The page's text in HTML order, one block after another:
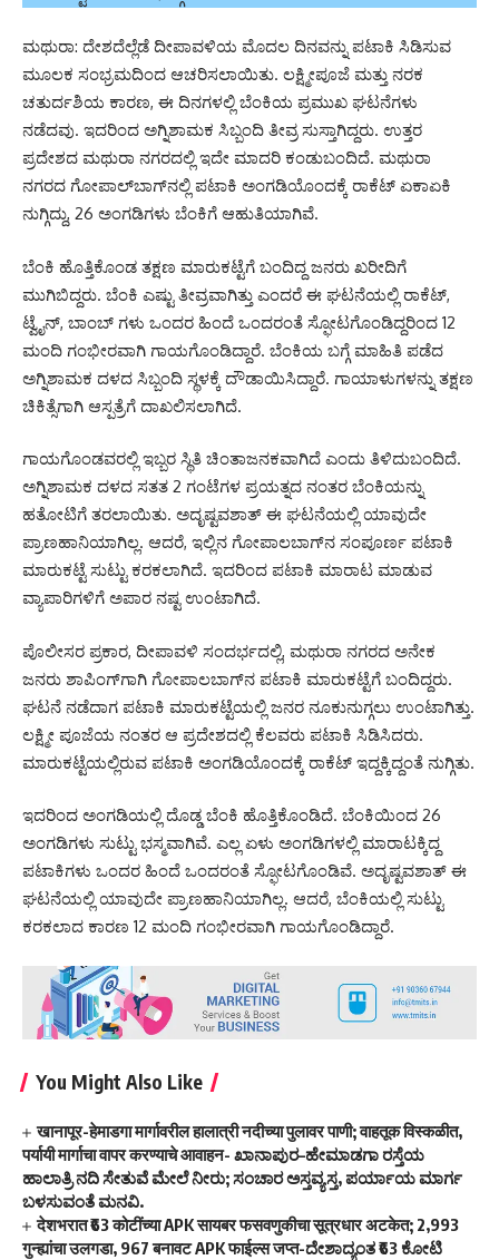
ಮಥುರಾ: ದೇಶದೆಲ್ಲೆಡೆ ದೀಪಾವಳಿಯ ಮೊದಲ ದಿನವನ್ನು ಪಟಾಕಿ ಸಿಡಿಸುವ
ಮೂಲಕ ಸಂಭ್ರಮದಿಂದ ಆಚರಿಸಲಾಯಿತು. ಲಕ್ಷ್ಮೀಪೂಜೆ ಮತ್ತು ನರಕ
ಚತುರ್ದಶಿಯ ಕಾರಣ, ಈ ದಿನಗಳಲ್ಲಿ ಬೆಂಕಿಯ ಪ್ರಮುಖ ಘಟನೆಗಳು
ನಡೆದವು. ಇದರಿಂದ ಅಗ್ನಿಶಾಮಕ ಸಿಬ್ಬಂದಿ ತೀವ್ರ ಸುಸ್ತಾಗಿದ್ದರು. ಉತ್ತರ
ಪ್ರದೇಶದ ಮಥುರಾ ನಗರದಲ್ಲಿ ಇದೇ ಮಾದರಿ ಕಂಡುಬಂದಿದೆ. ಮಥುರಾ
ನಗರದ ಗೋಪಾಲ್‌ಬಾಗ್‌ನಲ್ಲಿ ಪಟಾಕಿ ಅಂಗಡಿಯೊಂದಕ್ಕೆ ರಾಕೆಟ್ ಏಕಾಏಕಿ
ನುಗ್ಗಿದ್ದು, 26 ಅಂಗಡಿಗಳು ಬೆಂಕಿಗೆ ಆಹುತಿಯಾಗಿವೆ.
ಬೆಂಕಿ ಹೊತ್ತಿಕೊಂಡ ತಕ್ಷಣ ಮಾರುಕಟ್ಟೆಗೆ ಬಂದಿದ್ದ ಜನರು ಖರೀದಿಗೆ
ಮುಗಿಬಿದ್ದರು. ಬೆಂಕಿ ಎಷ್ಟು ತೀವ್ರವಾಗಿತ್ತು ಎಂದರೆ ಈ ಘಟನೆಯಲ್ಲಿ ರಾಕೆಟ್,
ಟ್ವೈನ್, ಬಾಂಬ್ ಗಳು ಒಂದರ ಹಿಂದೆ ಒಂದರಂತೆ ಸ್ಫೋಟಗೊಂಡಿದ್ದರಿಂದ 12
ಮಂದಿ ಗಂಭೀರವಾಗಿ ಗಾಯಗೊಂಡಿದ್ದಾರೆ. ಬೆಂಕಿಯ ಬಗ್ಗೆ ಮಾಹಿತಿ ಪಡೆದ
ಅಗ್ನಿಶಾಮಕ ದಳದ ಸಿಬ್ಬಂದಿ ಸ್ಥಳಕ್ಕೆ ದೌಡಾಯಿಸಿದ್ದಾರೆ. ಗಾಯಾಳುಗಳನ್ನು ತಕ್ಷಣ
ಚಿಕಿತ್ಸೆಗಾಗಿ ಆಸ್ಪತ್ರೆಗೆ ದಾಖಲಿಸಲಾಗಿದೆ.
ಗಾಯಗೊಂಡವರಲ್ಲಿ ಇಬ್ಬರ ಸ್ಥಿತಿ ಚಿಂತಾಜನಕವಾಗಿದೆ ಎಂದು ತಿಳಿದುಬಂದಿದೆ.
ಅಗ್ನಿಶಾಮಕ ದಳದ ಸತತ 2 ಗಂಟೆಗಳ ಪ್ರಯತ್ನದ ನಂತರ ಬೆಂಕಿಯನ್ನು
ಹತೋಟಿಗೆ ತರಲಾಯಿತು. ಅದೃಷ್ಟವಶಾತ್ ಈ ಘಟನೆಯಲ್ಲಿ ಯಾವುದೇ
ಪ್ರಾಣಹಾನಿಯಾಗಿಲ್ಲ. ಆದರೆ, ಇಲ್ಲಿನ ಗೋಪಾಲಬಾಗ್‌ನ ಸಂಪೂರ್ಣ ಪಟಾಕಿ
ಮಾರುಕಟ್ಟೆ ಸುಟ್ಟು ಕರಕಲಾಗಿದೆ. ಇದರಿಂದ ಪಟಾಕಿ ಮಾರಾಟ ಮಾಡುವ
ವ್ಯಾಪಾರಿಗಳಿಗೆ ಅಪಾರ ನಷ್ಟ ಉಂಟಾಗಿದೆ.
ಪೊಲೀಸರ ಪ್ರಕಾರ, ದೀಪಾವಳಿ ಸಂದರ್ಭದಲ್ಲಿ, ಮಥುರಾ ನಗರದ ಅನೇಕ
ಜನರು ಶಾಪಿಂಗ್‌ಗಾಗಿ ಗೋಪಾಲಬಾಗ್‌ನ ಪಟಾಕಿ ಮಾರುಕಟ್ಟೆಗೆ ಬಂದಿದ್ದರು.
ಘಟನೆ ನಡೆದಾಗ ಪಟಾಕಿ ಮಾರುಕಟ್ಟೆಯಲ್ಲಿ ಜನರ ನೂಕುನುಗ್ಗಲು ಉಂಟಾಗಿತ್ತು.
ಲಕ್ಷ್ಮೀ ಪೂಜೆಯ ನಂತರ ಆ ಪ್ರದೇಶದಲ್ಲಿ ಕೆಲವರು ಪಟಾಕಿ ಸಿಡಿಸಿದರು.
ಮಾರುಕಟ್ಟೆಯಲ್ಲಿರುವ ಪಟಾಕಿ ಅಂಗಡಿಯೊಂದಕ್ಕೆ ರಾಕೆಟ್ ಇದ್ದಕ್ಕಿದ್ದಂತೆ ನುಗ್ಗಿತು.
ಇದರಿಂದ ಅಂಗಡಿಯಲ್ಲಿ ದೊಡ್ಡ ಬೆಂಕಿ ಹೊತ್ತಿಕೊಂಡಿದೆ. ಬೆಂಕಿಯಿಂದ 26
ಅಂಗಡಿಗಳು ಸುಟ್ಟು ಭಸ್ಮವಾಗಿವೆ. ಎಲ್ಲ ಏಳು ಅಂಗಡಿಗಳಲ್ಲಿ ಮಾರಾಟಕ್ಕಿದ್ದ
ಪಟಾಕಿಗಳು ಒಂದರ ಹಿಂದೆ ಒಂದರಂತೆ ಸ್ಫೋಟಗೊಂಡಿವೆ. ಅದೃಷ್ಟವಶಾತ್ ಈ
ಘಟನೆಯಲ್ಲಿ ಯಾವುದೇ ಪ್ರಾಣಹಾನಿಯಾಗಿಲ್ಲ. ಆದರೆ, ಬೆಂಕಿಯಲ್ಲಿ ಸುಟ್ಟು
ಕರಕಲಾದ ಕಾರಣ 12 ಮಂದಿ ಗಂಭೀರವಾಗಿ ಗಾಯಗೊಂಡಿದ್ದಾರೆ.
You Might Also Like
खानापूर-हेमाडगा मार्गावरील हालात्री नदीच्या पुलावर पाणी; वाहतूक विस्कळीत,
पर्यायी मार्गाचा वापर करण्याचे आवाहन- ಖಾನಾಪುರ–ಹೇಮಾಡಗಾ ರಸ್ತೆಯ
ಹಾಲಾತ್ರಿ ನದಿ ಸೇತುವೆ ಮೇಲೆ ನೀರು; ಸಂಚಾರ ಅಸ್ತವ್ಯಸ್ತ, ಪರ್ಯಾಯ ಮಾರ್ಗ
ಬಳಸುವಂತೆ ಮನವಿ.
देशभरात ₹63 कोटींच्या APK सायबर फसवणुकीचा सूत्रधार अटकेत; 2,993
गुन्ह्यांचा उलगडा, 967 बनावट APK फाईल्स जप्त-ದೇಶಾದ್ಯಂತ ₹63 ಕೋಟಿ